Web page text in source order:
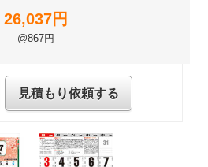
26,037円
@867円
見積もり依頼する